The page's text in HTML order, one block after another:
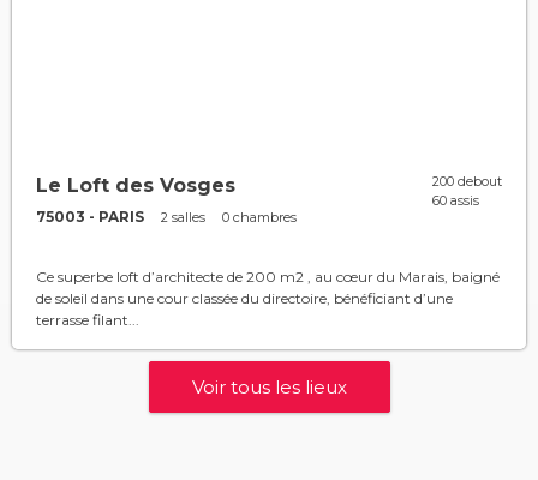
Le Loft des Vosges
75003 - PARIS 2 salles 0 chambres
200 debout
60 assis
Ce superbe loft d’architecte de 200 m2 , au cœur du Marais, baigné
de soleil dans une cour classée du directoire, bénéficiant d’une
terrasse filant...
Voir tous les lieux